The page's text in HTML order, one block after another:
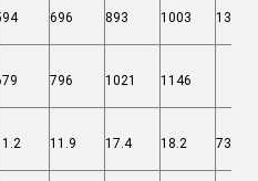
696 893 1003 1393
796 1021 1146
11.9 17.4 18.2 73.1